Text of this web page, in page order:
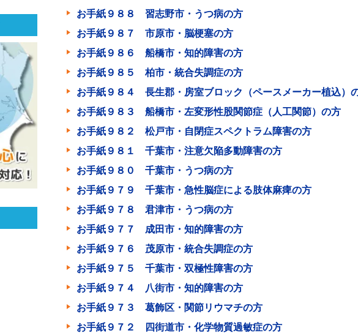
お手紙９８８ 習志野市・うつ病の方
お手紙９８７ 市原市・脳梗塞の方
お手紙９８６ 船橋市・知的障害の方
お手紙９８５ 柏市・統合失調症の方
お手紙９８４ 長生郡・房室ブロック（ペースメーカー植込）
お手紙９８３ 船橋市・左変形性股関節症（人工関節）の方
お手紙９８２ 松戸市・自閉症スペクトラム障害の方
お手紙９８１ 千葉市・注意欠陥多動障害の方
お手紙９８０ 千葉市・うつ病の方
お手紙９７９ 千葉市・急性脳症による肢体麻痺の方
お手紙９７８ 君津市・うつ病の方
お手紙９７７ 成田市・知的障害の方
お手紙９７６ 茂原市・統合失調症の方
お手紙９７５ 千葉市・双極性障害の方
お手紙９７４ 八街市・知的障害の方
お手紙９７３ 葛飾区・関節リウマチの方
お手紙９７２ 四街道市・化学物質過敏症の方